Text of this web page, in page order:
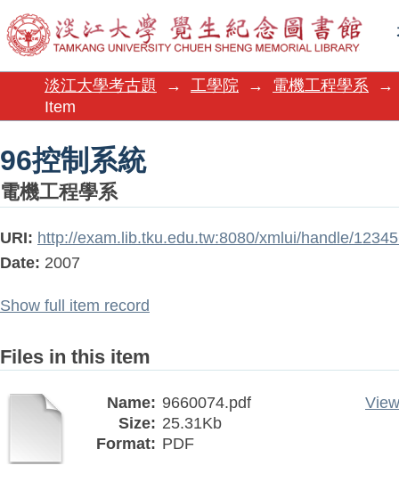
96控制系統
淡江大學考古題 → 工學院 → 電機工程學系
→
Item
96控制系統
電機工程學系
URI: http://exam.lib.tku.edu.tw:8080/xmlui/handle/
Date: 2007
Show full item record
Files in this item
Name: 9660074.pdf
Size: 25.31Kb
Format: PDF